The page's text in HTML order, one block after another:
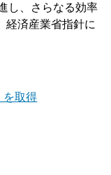
し、さらなる効率
経済産業省指針に
を取得